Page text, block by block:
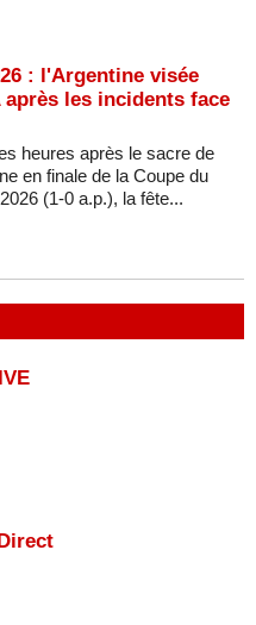
: l'Argentine visée
après les incidents face
heures après le sacre de
en finale de la Coupe du
(1-0 a.p.), la fête...